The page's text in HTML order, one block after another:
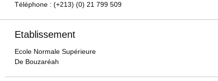
Téléphone : (+213) (0) 21 799 509
Etablissement
Ecole Normale Supérieure
De Bouzaréah